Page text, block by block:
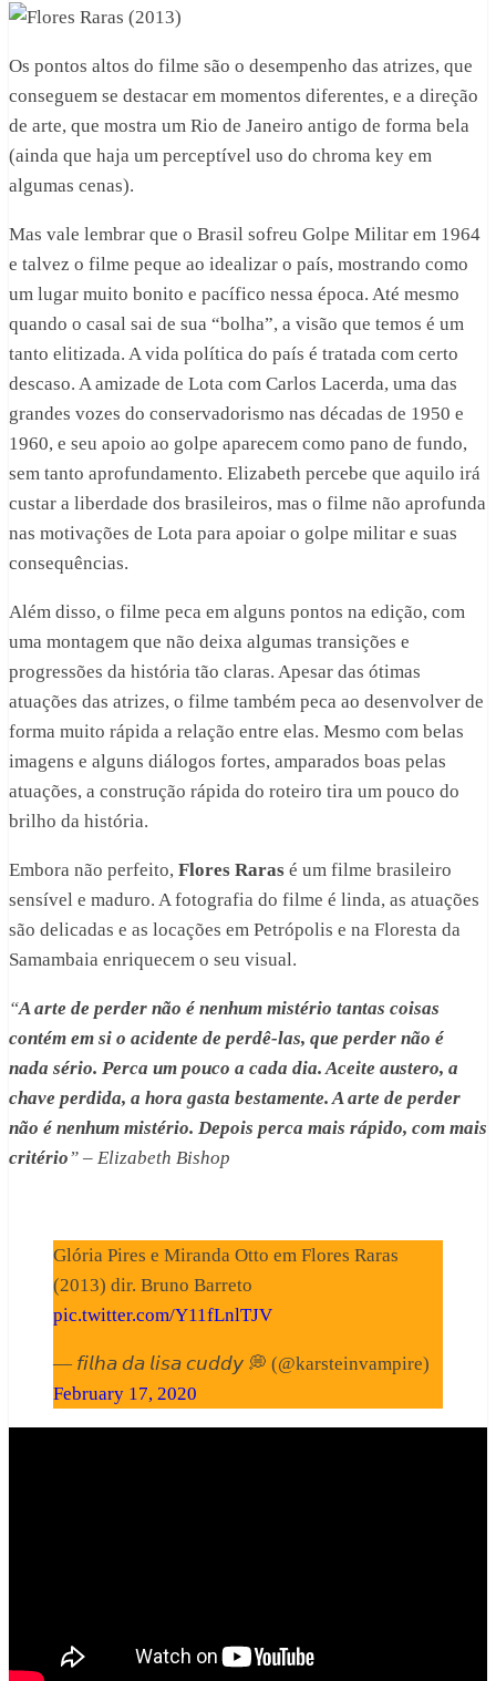
Os pontos altos do filme são o desempenho das atrizes, que
conseguem se destacar em momentos diferentes, e a direção
de arte, que mostra um Rio de Janeiro antigo de forma bela
(ainda que haja um perceptível uso do chroma key em
algumas cenas).
Mas vale lembrar que o Brasil sofreu Golpe Militar em 1964
e talvez o filme peque ao idealizar o país, mostrando como
um lugar muito bonito e pacífico nessa época. Até mesmo
quando o casal sai de sua “bolha”, a visão que temos é um
tanto elitizada. A vida política do país é tratada com certo
descaso. A amizade de Lota com Carlos Lacerda, uma das
grandes vozes do conservadorismo nas décadas de 1950 e
1960, e seu apoio ao golpe aparecem como pano de fundo,
sem tanto aprofundamento. Elizabeth percebe que aquilo irá
custar a liberdade dos brasileiros, mas o filme não aprofunda
nas motivações de Lota para apoiar o golpe militar e suas
consequências.
Além disso, o filme peca em alguns pontos na edição, com
uma montagem que não deixa algumas transições e
progressões da história tão claras. Apesar das ótimas
atuações das atrizes, o filme também peca ao desenvolver de
forma muito rápida a relação entre elas. Mesmo com belas
imagens e alguns diálogos fortes, amparados boas pelas
atuações, a construção rápida do roteiro tira um pouco do
brilho da história.
Embora não perfeito, Flores Raras é um filme brasileiro
sensível e maduro. A fotografia do filme é linda, as atuações
são delicadas e as locações em Petrópolis e na Floresta da
Samambaia enriquecem o seu visual.
“A arte de perder não é nenhum mistério tantas coisas
contém em si o acidente de perdê-las, que perder não é
nada sério. Perca um pouco a cada dia. Aceite austero, a
chave perdida, a hora gasta bestamente. A arte de perder
não é nenhum mistério. Depois perca mais rápido, com mais
critério” – Elizabeth Bishop
Glória Pires e Miranda Otto em Flores Raras
(2013) dir. Bruno Barreto
pic.twitter.com/Y11fLnlTJV
— 𝘧𝘪𝘭𝘩𝘢 𝘥𝘢 𝘭𝘪𝘴𝘢 𝘤𝘶𝘥𝘥𝘺 💭 (@karsteinvampire)
February 17, 2020